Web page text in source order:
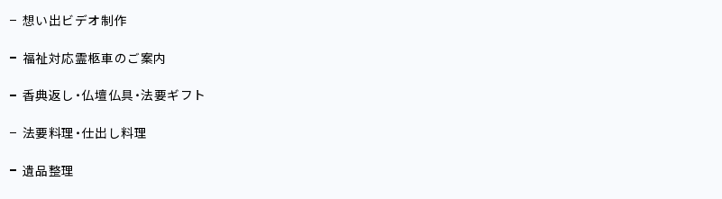
想い出ビデオ制作
福祉対応霊柩車のご案内
香典返し・仏壇仏具・法要ギフト
法要料理・仕出し料理
遺品整理